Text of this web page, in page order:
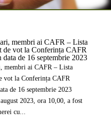
membri ai CAFR – Lista
de vot la Conferința CAFR
de 16 septembrie 2023
membri ai CAFR – Lista
vot la Conferința CAFR
de 16 septembrie 2023
2023, ora 10,00, a fost
cu...